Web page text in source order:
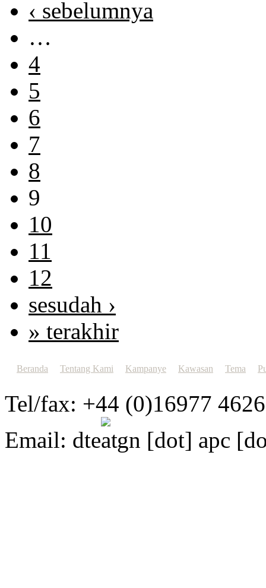
‹ sebelumnya
…
4
5
6
7
8
9
10
11
12
sesudah ›
» terakhir
Beranda Tentang Kami Kampanye Kawasan Tema
Tel/fax: +44 (0)16977
Email: dte gn [dot] apc